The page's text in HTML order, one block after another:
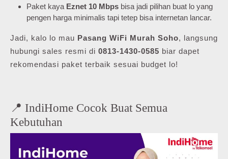
Paket kaya Eznet 10 Mbps bisa jadi pilihan buat lo yang
pengen harga minimalis tapi tetep bisa internetan lancar.
Jadi, kalo lo mau Pasang WiFi Murah Soho, langsung
hubungi sales resmi di 0813-1430-0585 biar dapet
rekomendasi paket terbaik sesuai budget lo!
📍 IndiHome Cocok Buat Semua
Kebutuhan